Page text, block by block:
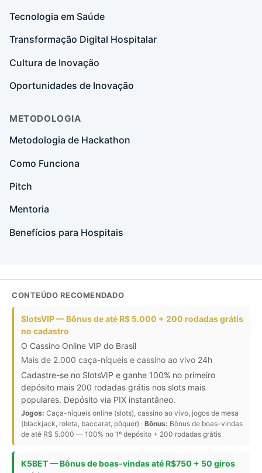
Tecnologia em Saúde
Transformação Digital Hospitalar
Cultura de Inovação
Oportunidades de Inovação
METODOLOGIA
Metodologia de Hackathon
Como Funciona
Pitch
Mentoria
Benefícios para Hospitais
CONTEÚDO RECOMENDADO
SlotsVIP — Bônus de até R$ 5.000 + 200 rodadas grátis
no cadastro
O Cassino Online VIP do Brasil
Mais de 2.000 caça-níqueis e cassino ao vivo 24h
Cadastre-se no SlotsVIP e ganhe 100% no primeiro
depósito mais 200 rodadas grátis nos slots mais
populares. Depósito via PIX instantâneo.
Jogos: Caça-níqueis online (slots), cassino ao vivo, jogos de mesa
(blackjack, roleta, baccarat, pôquer) · Bônus: Bônus de boas-vindas
de até R$ 5.000 — 100% no 1º depósito + 200 rodadas grátis
K5BET — Bônus de boas-vindas até R$750 + 50 giros